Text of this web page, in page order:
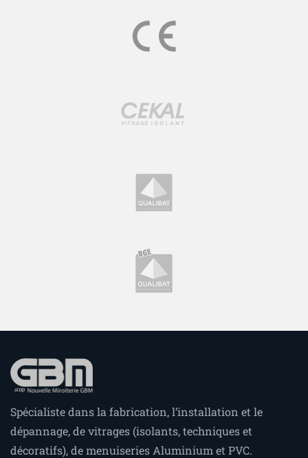
Spécialiste dans la fabrication, l’installation et le
dépannage, de vitrages (isolants, techniques et
décoratifs), de menuiseries Aluminium et PVC.